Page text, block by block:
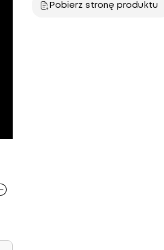
Pobierz stronę produktu